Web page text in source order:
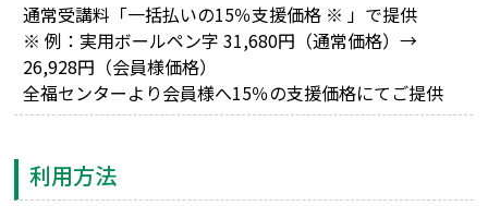
通常受講料「一括払いの15％支援価格 ※ 」で提供
※ 例：実用ボールペン字 31,680円（通常価格）→
26,928円（会員様価格）
全福センターより会員様へ15％の支援価格にてご提供
利用方法